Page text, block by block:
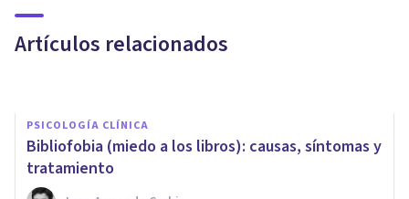
Artículos relacionados
causas, síntomas y tratamiento
PSICOLOGÍA CLÍNICA
​Bibliofobia (miedo a los libros): causas, síntomas y
tratamiento